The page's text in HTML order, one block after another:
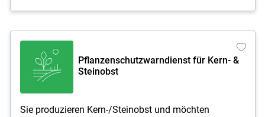
Pflanzenschutzwarndienst für Kern- &
Steinobst
Sie produzieren Kern-/Steinobst und möchten